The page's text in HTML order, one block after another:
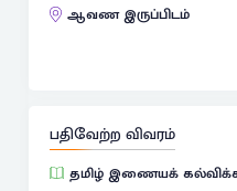
ஆவண இருப்பிடம்
பதிவேற்ற விவரம்
தமிழ் இணையக்